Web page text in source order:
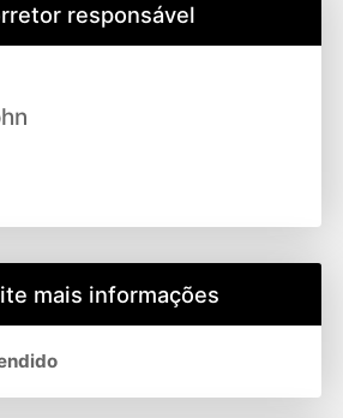
responsável
mais informações